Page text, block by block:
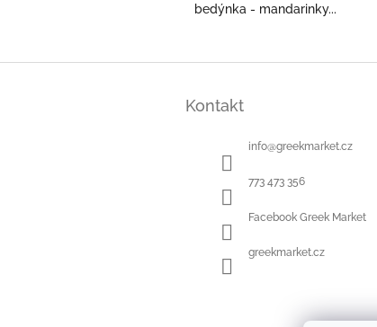
bedýnka - mandarinky...
Kontakt
info@greekmarket.cz
773 473 356
Facebook Greek Market
greekmarket.cz